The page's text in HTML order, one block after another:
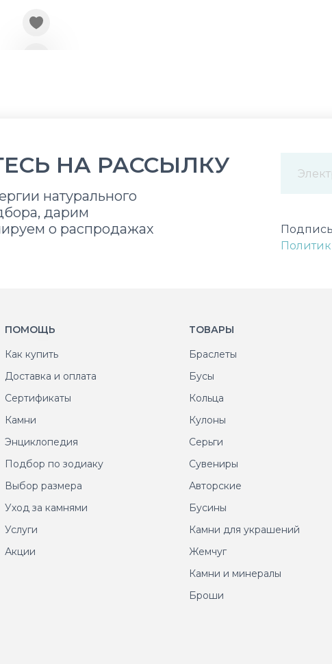
НА РАССЫЛКУ
натурального
дарим
о распродажах
ПОМОЩЬ
Как купить
Доставка и оплата
Сертификаты
Камни
Энциклопедия
Подбор по зодиаку
Выбор размера
Уход за камнями
Услуги
Акции
ТОВАРЫ
Браслеты
Бусы
Кольца
Кулоны
Серьги
Сувениры
Авторские
Бусины
Камни для украшений
Жемчуг
Камни и минералы
Броши